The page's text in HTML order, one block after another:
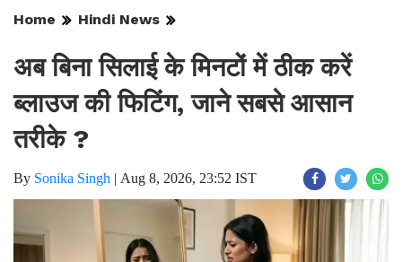
Home Hindi News
अब बिना सिलाई के मिनटों में ठीक करें
ब्लाउज की फिटिंग, जाने सबसे आसान
तरीके ?
By Sonika Singh | Aug 8, 2026, 23:52 IST